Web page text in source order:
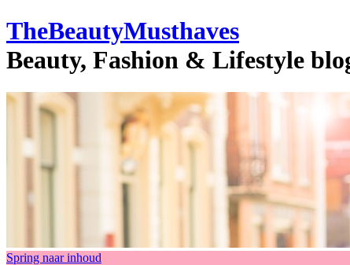
TheBeautyMusthaves
Beauty, Fashion & Lifestyle
Spring naar inhoud